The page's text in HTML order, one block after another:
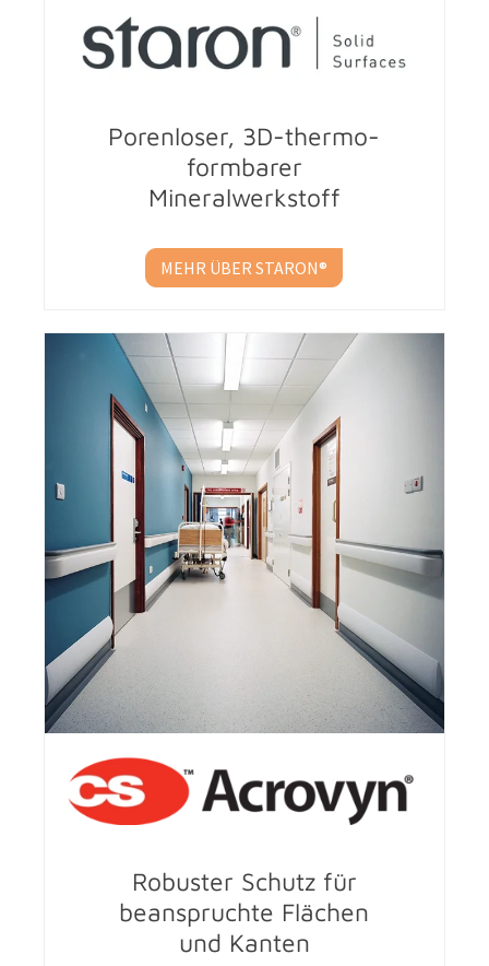
Porenloser, 3D-thermo­
formbarer
Mineral­werkstoff
MEHR ÜBER STARON®
Robuster Schutz für
beanspruchte Flächen
und Kanten